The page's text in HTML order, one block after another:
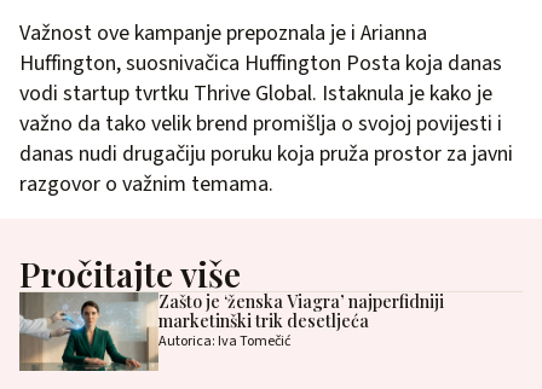
Važnost ove kampanje prepoznala je i Arianna
Huffington, suosnivačica Huffington Posta koja danas
vodi startup tvrtku Thrive Global. Istaknula je kako je
važno da tako velik brend promišlja o svojoj povijesti i
danas nudi drugačiju poruku koja pruža prostor za javni
razgovor o važnim temama.
Pročitajte više
Zašto je ‘ženska Viagra’ najperfidniji
marketinški trik desetljeća
Autorica: Iva Tomečić